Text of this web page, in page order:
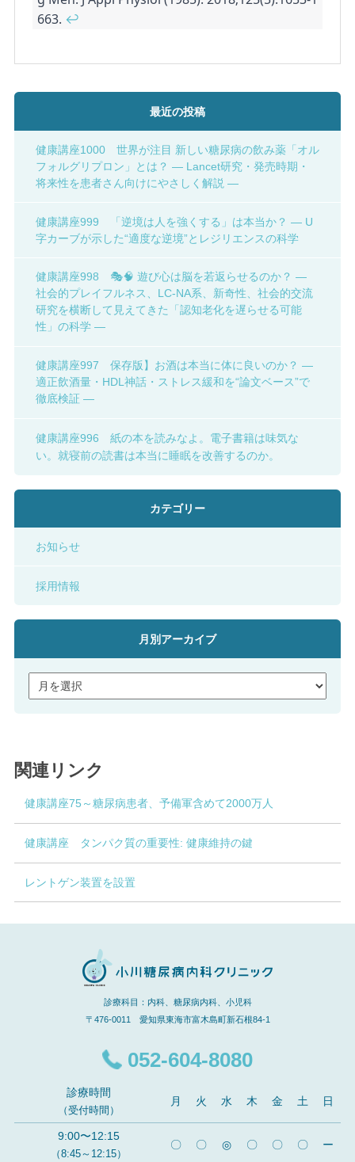
663. ↩
最近の投稿
健康講座1000 世界が注目 新しい糖尿病の飲み薬「オル
フォルグリプロン」とは？ ― Lancet研究・発売時期・
将来性を患者さん向けにやさしく解説 ―
健康講座999 「逆境は人を強くする」は本当か？ ― U
字カーブが示した“適度な逆境”とレジリエンスの科学
健康講座998 🎭🧠 遊び心は脳を若返らせるのか？ ―
社会的プレイフルネス、LC-NA系、新奇性、社会的交流
研究を横断して見えてきた「認知老化を遅らせる可能
性」の科学 ―
健康講座997 保存版】お酒は本当に体に良いのか？ ―
適正飲酒量・HDL神話・ストレス緩和を“論文ベース”で
徹底検証 ―
健康講座996 紙の本を読みなよ。電子書籍は味気な
い。就寝前の読書は本当に睡眠を改善するのか。
カテゴリー
お知らせ
採用情報
月別アーカイブ
関連リンク
健康講座75～糖尿病患者、予備軍含めて2000万人
健康講座 タンパク質の重要性: 健康維持の鍵
レントゲン装置を設置
診療科目：内科、糖尿病内科、小児科
〒476-0011 愛知県東海市富木島町新石根84-1
052-604-8080
診療時間
（受付時間）
月 火 水 木 金 土 日
9:00〜12:15
（8:45～12:15）
〇 〇 ◎ 〇 〇 〇 ー